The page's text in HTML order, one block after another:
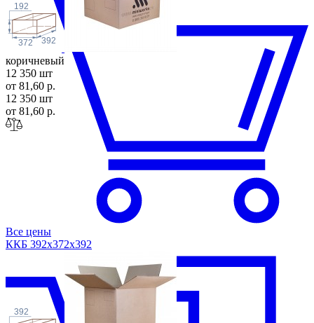
372
192
392
коричневый
12 350 шт
от 81,60 р.
12 350 шт
от 81,60 р.
Все цены
ККБ 392х372х392
392